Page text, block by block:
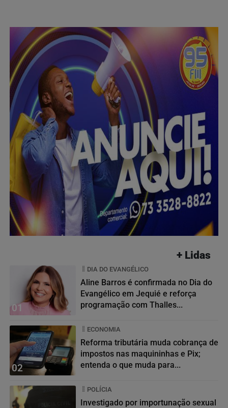
+ Lidas
01
DIA DO EVANGÉLICO
Aline Barros é confirmada no Dia do
Evangélico em Jequié e reforça
programação com Thalles...
02
ECONOMIA
Reforma tributária muda cobrança de
impostos nas maquininhas e Pix;
entenda o que muda para...
POLÍCIA
Investigado por importunação sexual